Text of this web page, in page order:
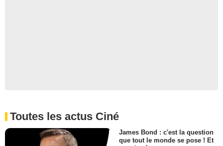
Toutes les actus Ciné
James Bond : c'est la question
que tout le monde se pose ! Et